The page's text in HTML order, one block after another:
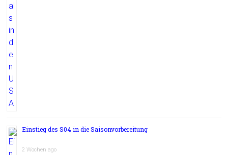
Einstieg des S04 in die Saisonvorbereitung
2 Wochen ago